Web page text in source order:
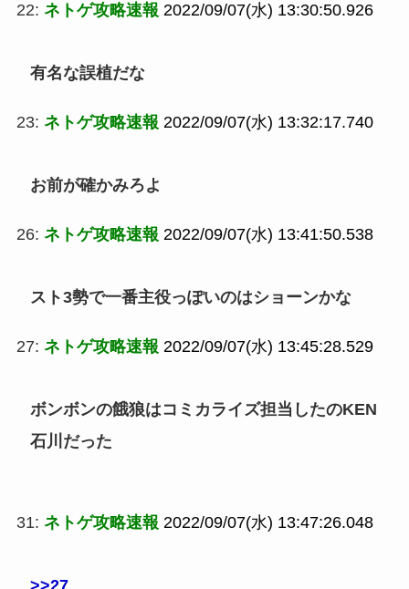
22: ネトゲ攻略速報 2022/09/07(水) 13:30:50.926
有名な誤植だな
23: ネトゲ攻略速報 2022/09/07(水) 13:32:17.740
お前が確かみろよ
26: ネトゲ攻略速報 2022/09/07(水) 13:41:50.538
スト3勢で一番主役っぽいのはショーンかな
27: ネトゲ攻略速報 2022/09/07(水) 13:45:28.529
ボンボンの餓狼はコミカライズ担当したのKEN
石川だった
31: ネトゲ攻略速報 2022/09/07(水) 13:47:26.048
>>27